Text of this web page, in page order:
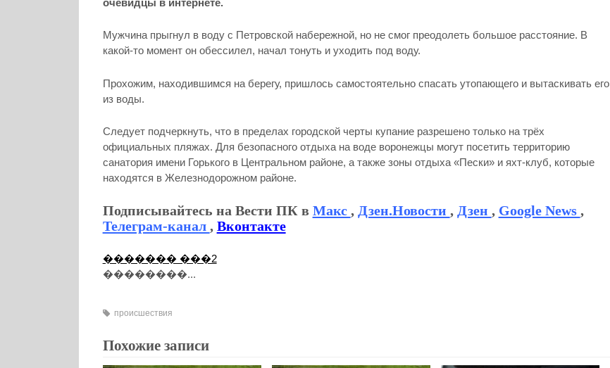
очевидцы в интернете.
Мужчина прыгнул в воду с Петровской набережной, но не смог преодолеть большое расстояние. В
какой-то момент он обессилел, начал тонуть и уходить под воду.
Прохожим, находившимся на берегу, пришлось самостоятельно спасать утопающего и вытаскивать его
из воды.
Следует подчеркнуть, что в пределах городской черты купание разрешено только на трёх
официальных пляжах. Для безопасного отдыха на воде воронежцы могут посетить территорию
санатория имени Горького в Центральном районе, а также зоны отдыха «Пески» и яхт-клуб, которые
находятся в Железнодорожном районе.
Подписывайтесь на Вести ПК в Макс , Дзен.Новости , Дзен , Google News ,
Телеграм-канал , Вконтакте
������� ���2
��������...
происшествия
Похожие записи